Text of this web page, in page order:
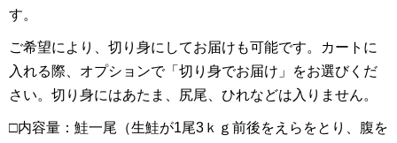
す。
ご希望により、切り身にしてお届けも可能です。カートに
入れる際、オプションで「切り身でお届け」をお選びくだ
さい。切り身にはあたま、尻尾、ひれなどは入りません。
□内容量：鮭一尾（生鮭が1尾3ｋｇ前後をえらをとり、腹を